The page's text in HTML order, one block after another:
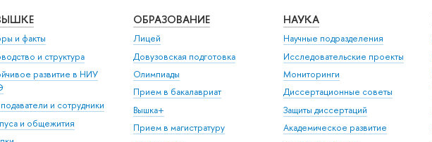
и факты
и структура
развитие в НИУ
и сотрудники
и общежития
ОБРАЗОВАНИЕ
Лицей
Довузовская подготовка
Олимпиады
Прием в бакалавриат
Вышка+
Прием в магистратуру
НАУКА
Научные подразделения
Исследовательские проекты
Мониторинги
Диссертационные советы
Защиты диссертаций
Академическое развитие